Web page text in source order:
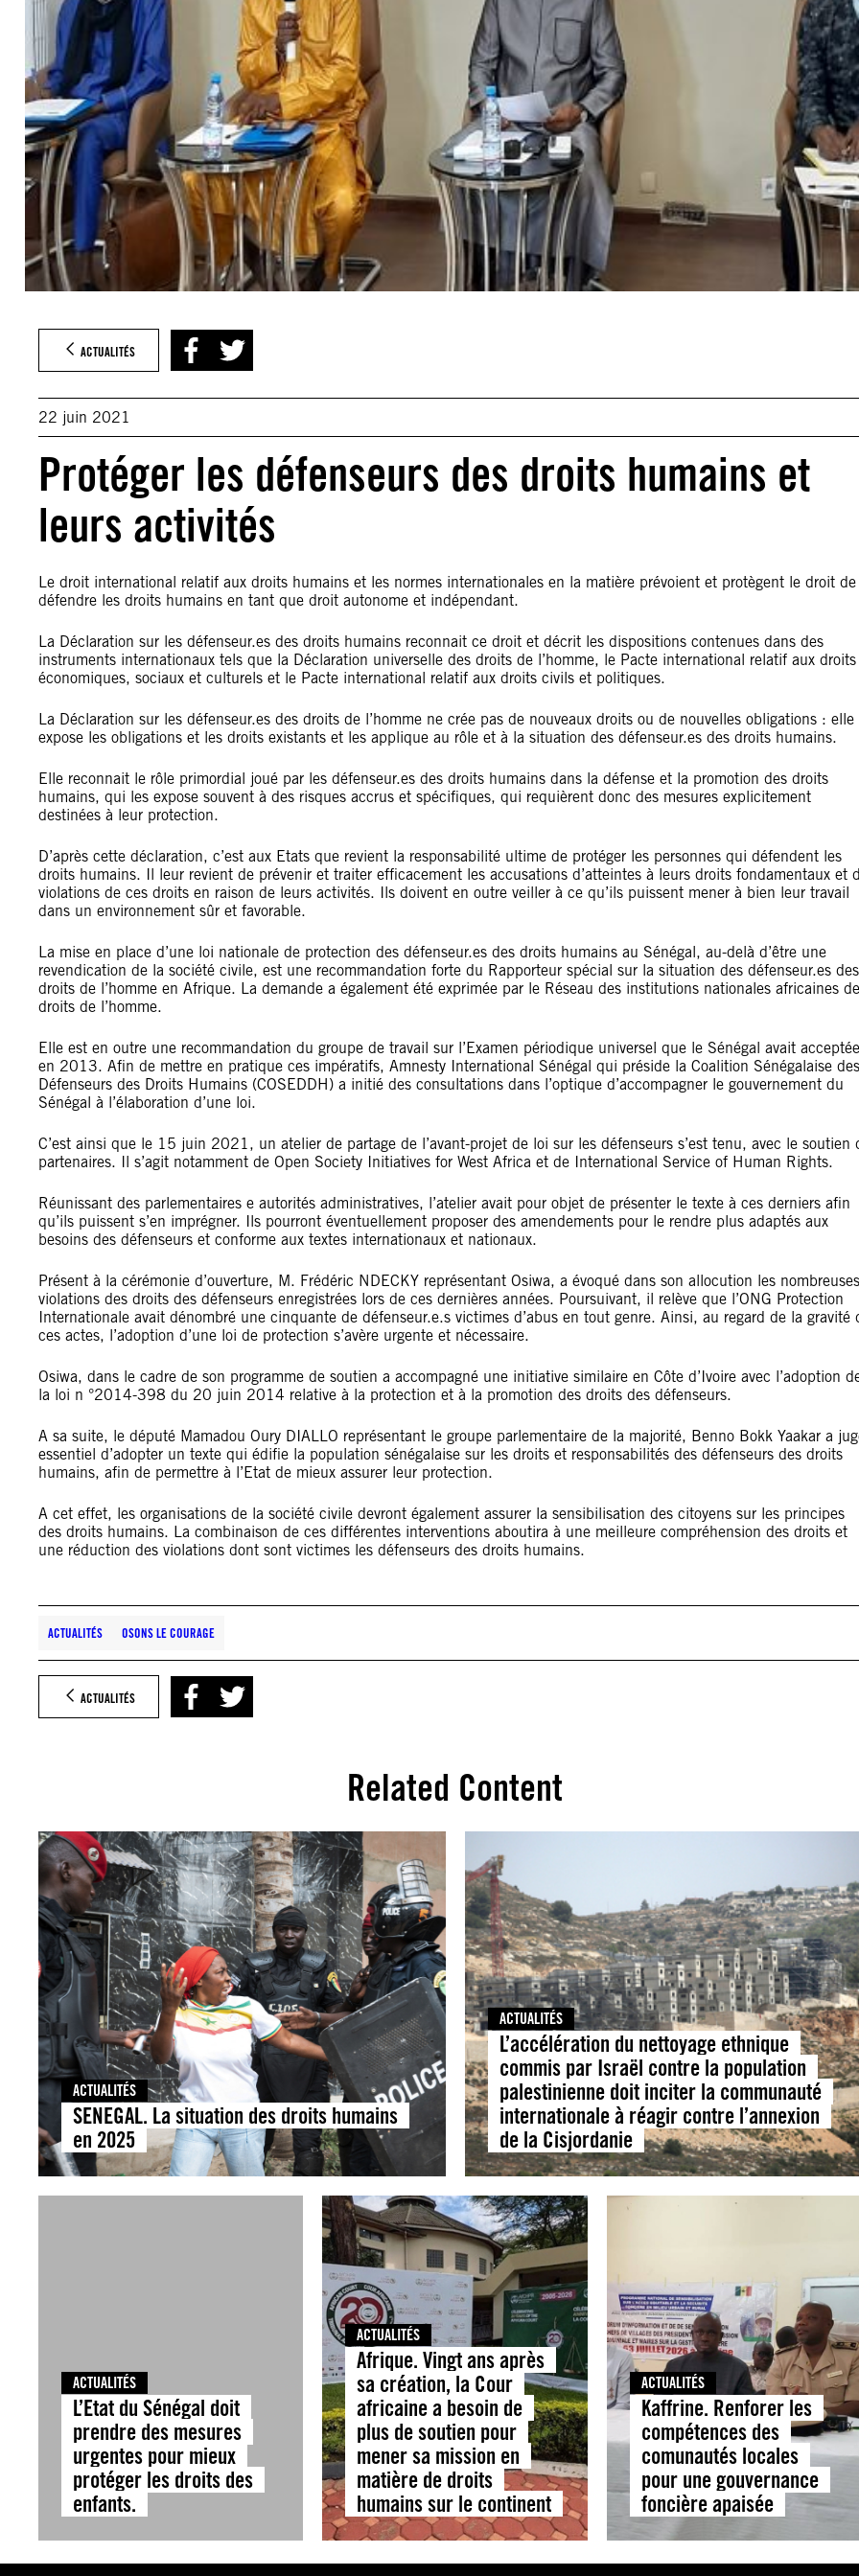
ACTUALITÉS
22 juin 2021
Protéger les défenseurs des droits humains et
leurs activités
Le droit international relatif aux droits humains et les normes internationales en la matière prévoient et protègent le droit de
défendre les droits humains en tant que droit autonome et indépendant.
La Déclaration sur les défenseur.es des droits humains reconnait ce droit et décrit les dispositions contenues dans des
instruments internationaux tels que la Déclaration universelle des droits de l’homme, le Pacte international relatif aux droits
économiques, sociaux et culturels et le Pacte international relatif aux droits civils et politiques.
La Déclaration sur les défenseur.es des droits de l’homme ne crée pas de nouveaux droits ou de nouvelles obligations : elle
expose les obligations et les droits existants et les applique au rôle et à la situation des défenseur.es des droits humains.
Elle reconnait le rôle primordial joué par les défenseur.es des droits humains dans la défense et la promotion des droits
humains, qui les expose souvent à des risques accrus et spécifiques, qui requièrent donc des mesures explicitement
destinées à leur protection.
D’après cette déclaration, c’est aux Etats que revient la responsabilité ultime de protéger les personnes qui défendent les
droits humains. Il leur revient de prévenir et traiter efficacement les accusations d’atteintes à leurs droits fondamentaux et
violations de ces droits en raison de leurs activités. Ils doivent en outre veiller à ce qu’ils puissent mener à bien leur travail
dans un environnement sûr et favorable.
La mise en place d’une loi nationale de protection des défenseur.es des droits humains au Sénégal, au-delà d’être une
revendication de la société civile, est une recommandation forte du Rapporteur spécial sur la situation des défenseur.es des
droits de l’homme en Afrique. La demande a également été exprimée par le Réseau des institutions nationales africaines
droits de l’homme.
Elle est en outre une recommandation du groupe de travail sur l’Examen périodique universel que le Sénégal avait acceptée
en 2013. Afin de mettre en pratique ces impératifs, Amnesty International Sénégal qui préside la Coalition Sénégalaise des
Défenseurs des Droits Humains (COSEDDH) a initié des consultations dans l’optique d’accompagner le gouvernement du
Sénégal à l’élaboration d’une loi.
C’est ainsi que le 15 juin 2021, un atelier de partage de l’avant-projet de loi sur les défenseurs s’est tenu, avec le soutien
partenaires. Il s’agit notamment de Open Society Initiatives for West Africa et de International Service of Human Rights.
Réunissant des parlementaires e autorités administratives, l’atelier avait pour objet de présenter le texte à ces derniers afin
qu’ils puissent s’en imprégner. Ils pourront éventuellement proposer des amendements pour le rendre plus adaptés aux
besoins des défenseurs et conforme aux textes internationaux et nationaux.
Présent à la cérémonie d’ouverture, M. Frédéric NDECKY représentant Osiwa, a évoqué dans son allocution les nombreuses
violations des droits des défenseurs enregistrées lors de ces dernières années. Poursuivant, il relève que l’ONG Protection
Internationale avait dénombré une cinquante de défenseur.e.s victimes d’abus en tout genre. Ainsi, au regard de la gravité
ces actes, l’adoption d’une loi de protection s’avère urgente et nécessaire.
Osiwa, dans le cadre de son programme de soutien a accompagné une initiative similaire en Côte d’Ivoire avec l’adoption
la loi n °2014-398 du 20 juin 2014 relative à la protection et à la promotion des droits des défenseurs.
A sa suite, le député Mamadou Oury DIALLO représentant le groupe parlementaire de la majorité, Benno Bokk Yaakar a
essentiel d’adopter un texte qui édifie la population sénégalaise sur les droits et responsabilités des défenseurs des droits
humains, afin de permettre à l’Etat de mieux assurer leur protection.
A cet effet, les organisations de la société civile devront également assurer la sensibilisation des citoyens sur les principes
des droits humains. La combinaison de ces différentes interventions aboutira à une meilleure compréhension des droits et
une réduction des violations dont sont victimes les défenseurs des droits humains.
ACTUALITÉS OSONS LE COURAGE
ACTUALITÉS
Related Content
ACTUALITÉS
SENEGAL. La situation des droits humains
en 2025
ACTUALITÉS
L’accélération du nettoyage ethnique
commis par Israël contre la population
palestinienne doit inciter la communauté
internationale à réagir contre l’annexion
de la Cisjordanie
ACTUALITÉS
L’Etat du Sénégal doit
prendre des mesures
urgentes pour mieux
protéger les droits des
enfants.
ACTUALITÉS
Afrique. Vingt ans après
sa création, la Cour
africaine a besoin de
plus de soutien pour
mener sa mission en
matière de droits
humains sur le continent
ACTUALITÉS
Kaffrine. Renforer les
compétences des
comunautés locales
pour une gouvernance
foncière apaisée